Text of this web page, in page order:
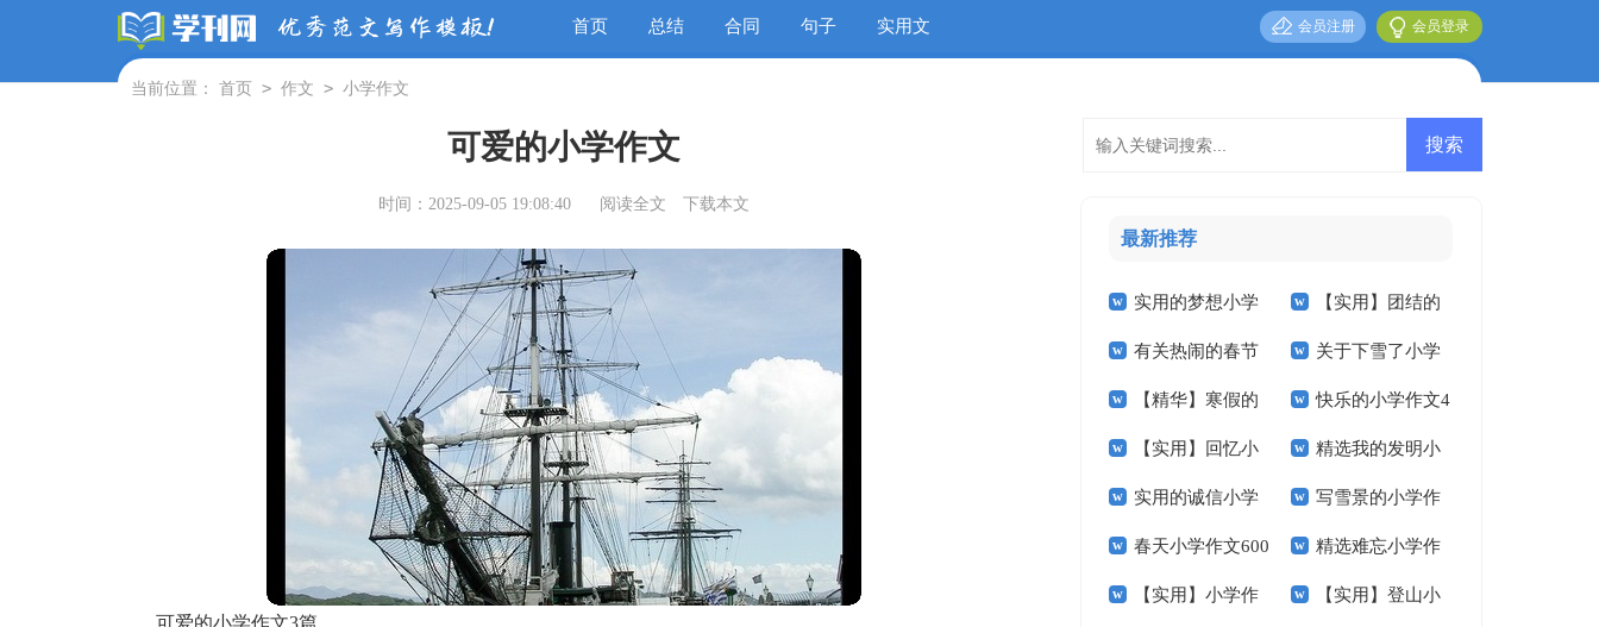
首页 总结 合同 句子 实用文 会员登录
会员注册
当前位置： 首页 > 作文 > 小学作文
可爱的小学作文
时间：2025-09-05 19:08:40 阅读全文 下载本文
可爱的小学作文3篇
最新推荐
实用的梦想小学
作文300字3篇
【实用】团结的
小学作文300字4篇
有关热闹的春节
小学作文十篇
关于下雪了小学
作文400字八篇
【精华】寒假的
小学作文锦集六篇
快乐的小学作文4
篇
【实用】回忆小
学作文合集十篇
精选我的发明小
学作文400字四篇
实用的诚信小学
作文600字四篇
写雪景的小学作
文汇总五篇
春天小学作文600
字合集7篇
精选难忘小学作
文600字合集六篇
【实用】小学作 【实用】登山小